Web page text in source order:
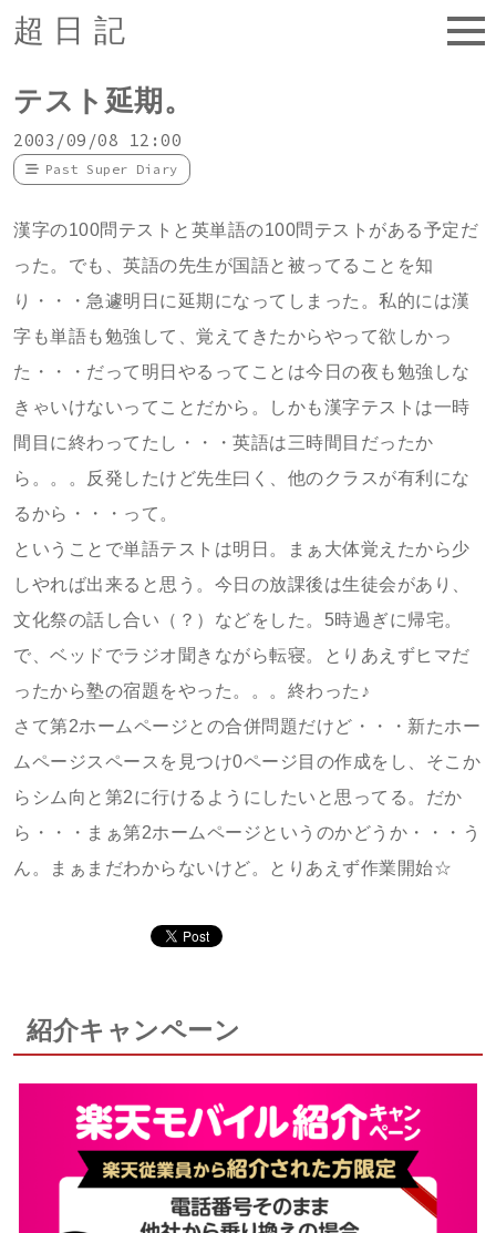
超日記
テスト延期。
2003/09/08 12:00
Past Super Diary
漢字の100問テストと英単語の100問テストがある予定だ
った。でも、英語の先生が国語と被ってることを知
り・・・急遽明日に延期になってしまった。私的には漢
字も単語も勉強して、覚えてきたからやって欲しかっ
た・・・だって明日やるってことは今日の夜も勉強しな
きゃいけないってことだから。しかも漢字テストは一時
間目に終わってたし・・・英語は三時間目だったか
ら。。。反発したけど先生曰く、他のクラスが有利にな
るから・・・って。
ということで単語テストは明日。まぁ大体覚えたから少
しやれば出来ると思う。今日の放課後は生徒会があり、
文化祭の話し合い（？）などをした。5時過ぎに帰宅。
で、ベッドでラジオ聞きながら転寝。とりあえずヒマだ
ったから塾の宿題をやった。。。終わった♪
さて第2ホームページとの合併問題だけど・・・新たホー
ムページスペースを見つけ0ページ目の作成をし、そこか
らシム向と第2に行けるようにしたいと思ってる。だか
ら・・・まぁ第2ホームページというのかどうか・・・う
ん。まぁまだわからないけど。とりあえず作業開始☆
紹介キャンペーン